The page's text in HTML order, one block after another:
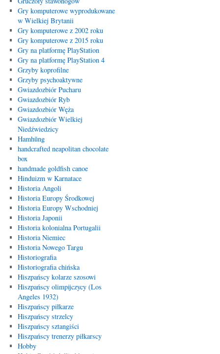
Gry komputerowe wyprodukowane
w Wielkiej Brytanii
Gry komputerowe z 2002 roku
Gry komputerowe z 2015 roku
Gry na platformę PlayStation
Gry na platformę PlayStation 4
Grzyby koprofilne
Grzyby psychoaktywne
Gwiazdozbiór Pucharu
Gwiazdozbiór Ryb
Gwiazdozbiór Węża
Gwiazdozbiór Wielkiej
Niedźwiedzicy
Hamhŭng
handcrafted neapolitan chocolate
box
handmade goldfish canoe
Hinduizm w Karnatace
Historia Angoli
Historia Europy Środkowej
Historia Europy Wschodniej
Historia Japonii
Historia kolonialna Portugalii
Historia Niemiec
Historia Nowego Targu
Historiografia
Historiografia chińska
Hiszpańscy kolarze szosowi
Hiszpańscy olimpijczycy (Los
Angeles 1932)
Hiszpańscy piłkarze
Hiszpańscy strzelcy
Hiszpańscy sztangiści
Hiszpańscy trenerzy piłkarscy
Hobby